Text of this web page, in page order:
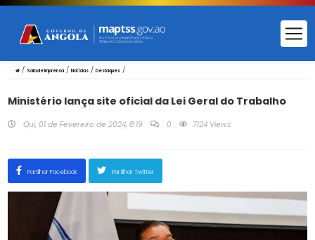
/ Sala de Imprensa/ Notícias/ Destaques/
Ministério lança site oficial da Lei Geral do Trabalho
Qui, 01 de Fevereiro de 2024, 8:19 0 7124 Views
Partilhar Facebook Partilhar Twitter